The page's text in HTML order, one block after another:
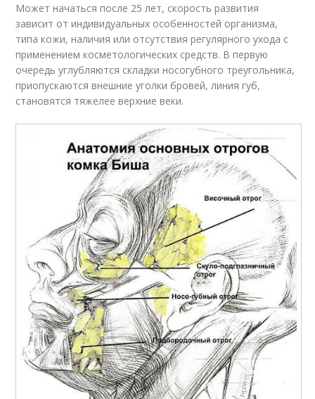
Может начаться после 25 лет, скорость развития
зависит от индивидуальных особенностей организма,
типа кожи, наличия или отсутствия регулярного ухода с
применением косметологических средств. В первую
очередь углубляются складки носогубного треугольника,
приопускаются внешние уголки бровей, линия губ,
становятся тяжелее верхние веки.